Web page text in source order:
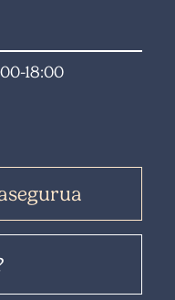
18:00